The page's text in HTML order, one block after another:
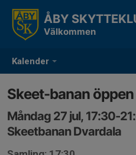
Kalender
ÅBY
Välkommen
Skeet-banan
Måndag 27 jul, 17:30-
Skeetbanan Dvardala